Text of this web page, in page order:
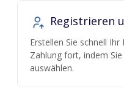
Registrieren
Erstellen Sie schnell
Zahlung fort, indem
auswählen.